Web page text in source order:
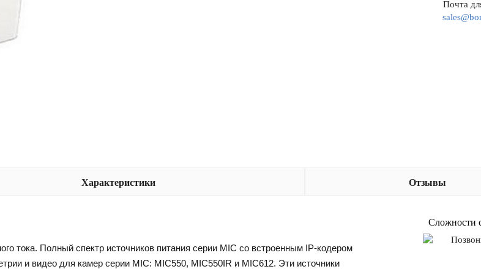
Почта
Характеристики Отзывы
тока. Полный спектр источников питания серии MIC со встроенным IP-кодером
и видео для камер серии MIC: MIC550, MIC550IR и MIC612. Эти источники
Сложности